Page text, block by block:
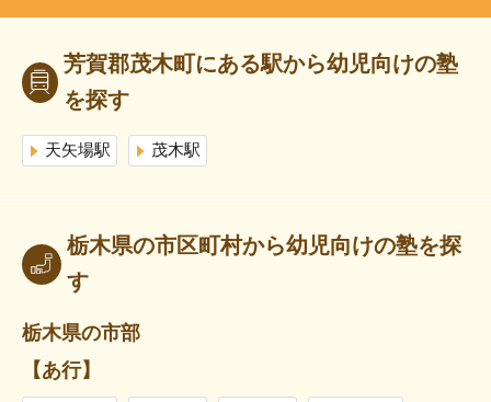
芳賀郡茂木町にある駅から幼児向けの塾
を探す
天矢場駅 茂木駅
栃木県の市区町村から幼児向けの塾を探
す
栃木県の市部
【あ行】